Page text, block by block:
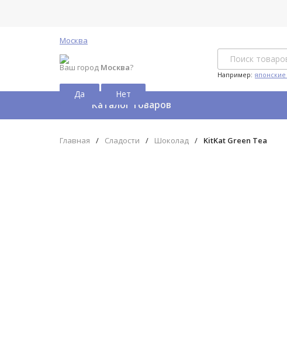
Москва
Ваш город Москва?
Например: японские
Каталог товаров
Главная / Сладости / Шоколад / KitKat Green Tea